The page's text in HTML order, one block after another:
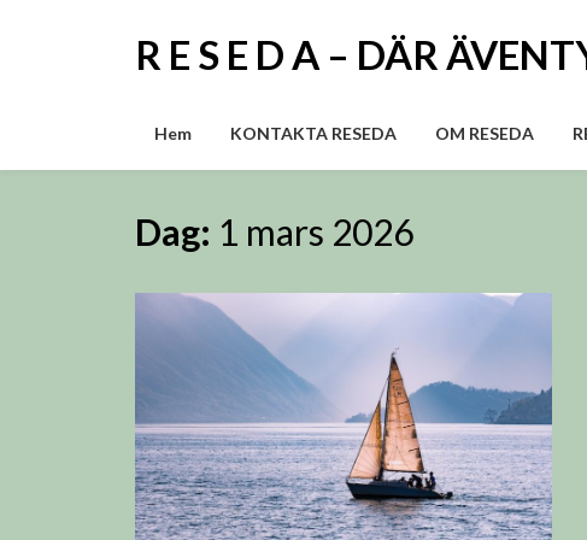
R E S E D A – DÄR
Hem KONTAKTA RESEDA OM RESEDA
Dag: 1 mars 2026